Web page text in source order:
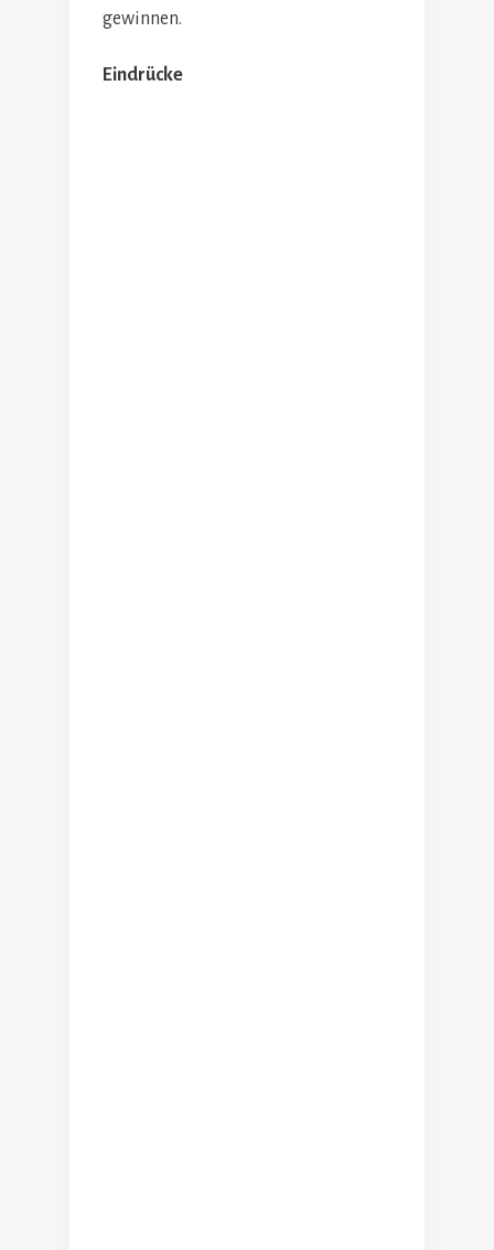
gewinnen.
Eindrücke